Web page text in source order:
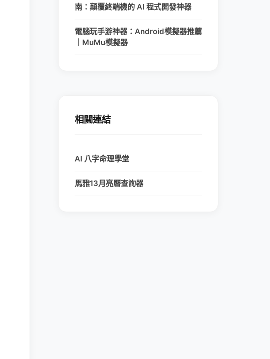
南：顛覆終端機的 AI 程式開發神器
電腦玩手游神器：Android模擬器推薦
｜MuMu模擬器
相關連結
AI 八字命理學堂
馬雅13月亮曆查詢器